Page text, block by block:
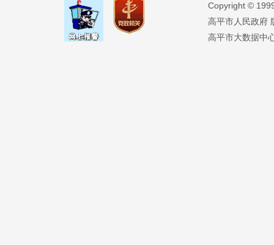
Copyright ©️
高平市人民政府
高平市大数据